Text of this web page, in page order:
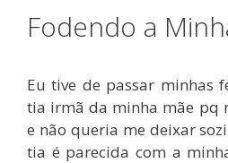
Fodendo a
Eu tive de passar minhas
tia irmã da minha mãe pq
e não queria me deixar
tia é parecida com a